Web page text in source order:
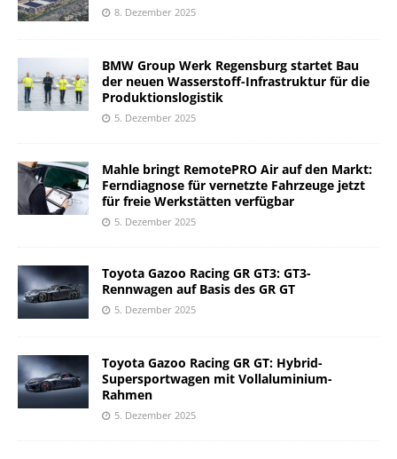
8. Dezember 2025
BMW Group Werk Regensburg startet Bau
der neuen Wasserstoff-Infrastruktur für die
Produktionslogistik
5. Dezember 2025
Mahle bringt RemotePRO Air auf den Markt:
Ferndiagnose für vernetzte Fahrzeuge jetzt
für freie Werkstätten verfügbar
5. Dezember 2025
Toyota Gazoo Racing GR GT3: GT3-
Rennwagen auf Basis des GR GT
5. Dezember 2025
Toyota Gazoo Racing GR GT: Hybrid-
Supersportwagen mit Vollaluminium-
Rahmen
5. Dezember 2025